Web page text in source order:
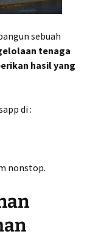
sebuah
tenaga
hasil yang
di :
nonstop.